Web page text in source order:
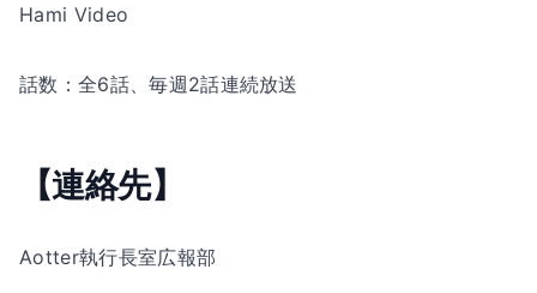
Hami Video
話数：全6話、毎週2話連続放送
【連絡先】
Aotter執行長室広報部